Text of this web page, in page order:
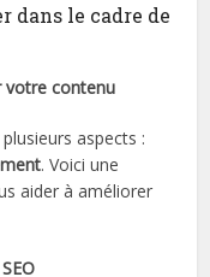
dans le cadre de
votre contenu
aspects :
. Voici une
aider à améliorer